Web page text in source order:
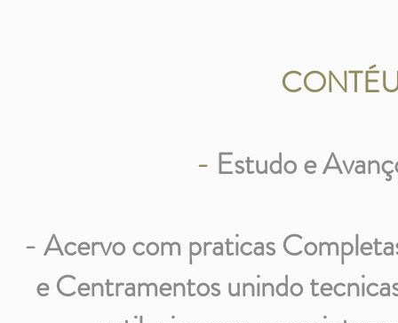
- Estudo e
- Acervo com praticas
e Centramentos unindo